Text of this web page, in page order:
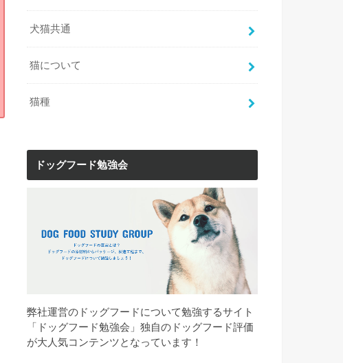
犬猫共通
猫について
猫種
ドッグフード勉強会
弊社運営のドッグフードについて勉強するサイト
「ドッグフード勉強会」独自のドッグフード評価
が大人気コンテンツとなっています！